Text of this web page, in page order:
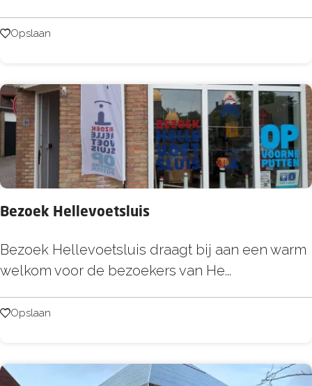
-
n
u
e
n
Opslaan
Opslaan
Bezoek Hellevoetsluis
B
e
o
H
Bezoek Hellevoetsluis draagt bij aan een warm
welkom voor de bezoekers van He...
Opslaan
Opslaan